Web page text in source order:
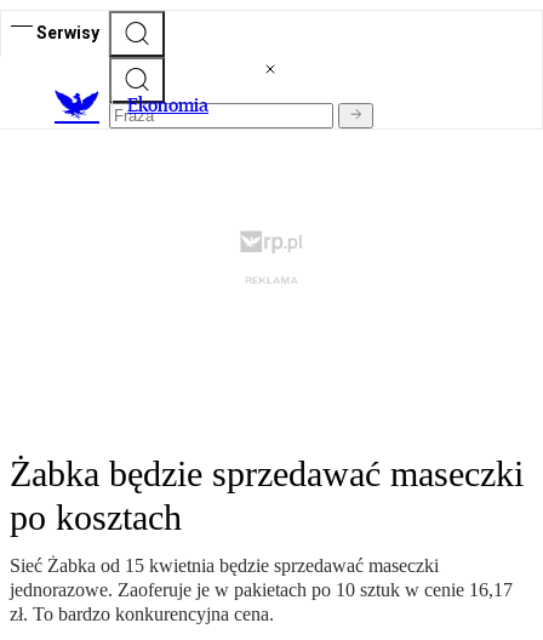
Serwisy
Ekonomia
Żabka będzie sprzedawać maseczki
po kosztach
Sieć Żabka od 15 kwietnia będzie sprzedawać maseczki
jednorazowe. Zaoferuje je w pakietach po 10 sztuk w cenie 16,17
zł. To bardzo konkurencyjna cena.